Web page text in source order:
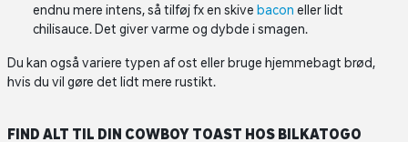
endnu mere intens, så tilføj fx en skive bacon eller lidt
chilisauce. Det giver varme og dybde i smagen.
Du kan også variere typen af ost eller bruge hjemmebagt brød,
hvis du vil gøre det lidt mere rustikt.
FIND ALT TIL DIN COWBOY TOAST HOS BILKATOGO